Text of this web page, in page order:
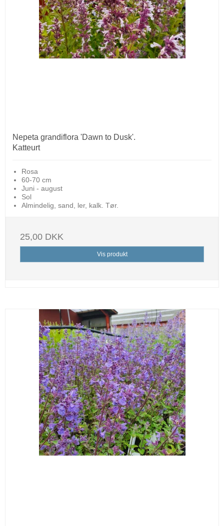
Nepeta grandiflora 'Dawn to Dusk'.
Katteurt
Rosa
60-70 cm
Juni - august
Sol
Almindelig, sand, ler, kalk. Tør.
25,00 DKK
Vis produkt